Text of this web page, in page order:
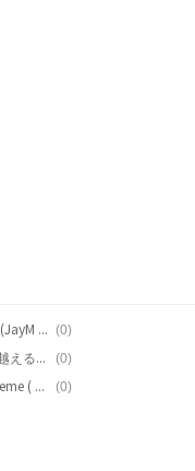
센과 치히로의 행방불명 OST - 어느여름날 (JayM ver.) (0)
이누야샤 ost - 시대를 초월한 마음 時代を越える想い (Jay M ver.) (0)
La La Land OST - Mia & Sebastian's Theme ( Jay M ver.) (0)